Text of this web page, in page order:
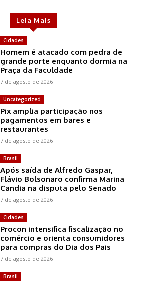
Leia Mais
Cidades
Homem é atacado com pedra de
grande porte enquanto dormia na
Praça da Faculdade
7 de agosto de 2026
Uncategorized
Pix amplia participação nos
pagamentos em bares e
restaurantes
7 de agosto de 2026
Brasil
Após saída de Alfredo Gaspar,
Flávio Bolsonaro confirma Marina
Candia na disputa pelo Senado
7 de agosto de 2026
Cidades
Procon intensifica fiscalização no
comércio e orienta consumidores
para compras do Dia dos Pais
7 de agosto de 2026
Brasil